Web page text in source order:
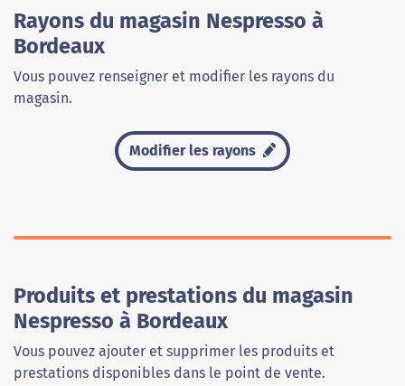
Rayons du magasin Nespresso à
Bordeaux
Vous pouvez renseigner et modifier les rayons du
magasin.
Modifier les rayons
Produits et prestations du magasin
Nespresso à Bordeaux
Vous pouvez ajouter et supprimer les produits et
prestations disponibles dans le point de vente.